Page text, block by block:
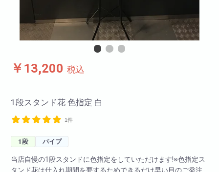
￥13,200 税込
1段スタンド花 色指定 白
1件
1段 パイプ
当店自慢の1段スタンドに色指定をしていただけます!※色指定ス
タンド花は仕入れ期間を要するためできるだけ早い目のご発注